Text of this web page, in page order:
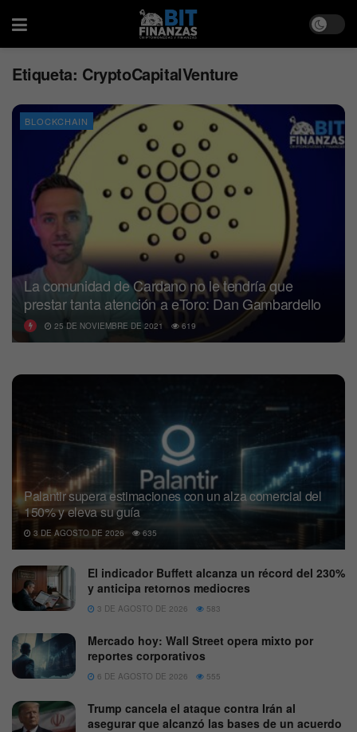
Etiqueta: CryptoCapitalVenture
BLOCKCHAIN
La comunidad de Cardano no le tendría que
prestar tanta atención a eToro: Dan Gambardello
25 DE NOVIEMBRE DE 2021 619
Palantir supera estimaciones con un alza comercial del
150% y eleva su guía
3 DE AGOSTO DE 2026 635
El indicador Buffett alcanza un récord del 230%
y anticipa retornos mediocres
3 DE AGOSTO DE 2026 583
Mercado hoy: Wall Street opera mixto por
reportes corporativos
6 DE AGOSTO DE 2026 555
Trump cancela el ataque contra Irán al
asegurar que alcanzó las bases de un acuerdo